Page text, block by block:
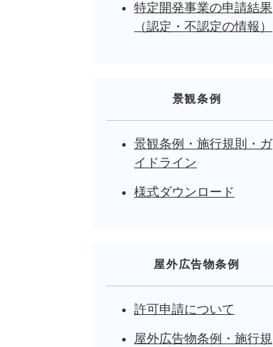
特定開発事業の申請結果
（認定・不認定の情報）
景観条例
景観条例・施行規則・ガ
イドライン
様式ダウンロード
屋外広告物条例
許可申請について
屋外広告物条例・施行規